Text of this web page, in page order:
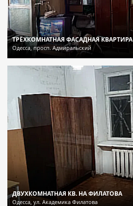
ТРЁХКОМНАТНАЯ ФАСАДНАЯ КВАРТИРА
Одесса, просп. Адмиральский
ДВУХКОМНАТНАЯ КВ. НА ФИЛАТОВА
Одесса, ул. Академика Филатова